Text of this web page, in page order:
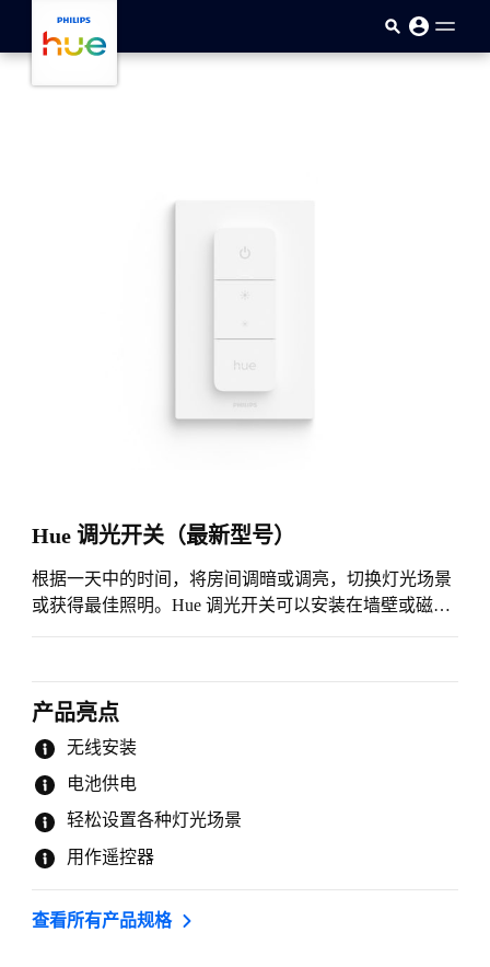
Hue 调光开关（最新型号）
根据一天中的时间，将房间调暗或调亮，切换灯光场景
或获得最佳照明。Hue 调光开关可以安装在墙壁或磁性
产品亮点
无线安装
电池供电
轻松设置各种灯光场景
用作遥控器
查看所有产品规格